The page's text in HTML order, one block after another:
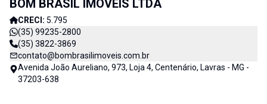
BOM BRASIL IMÓVEIS LTDA
CRECI: 5.795
(35) 99235-2800
(35) 3822-3869
contato@bombrasilimoveis.com.br
Avenida João Aureliano, 973, Loja 4, Centenário, Lavras - MG -
37203-638